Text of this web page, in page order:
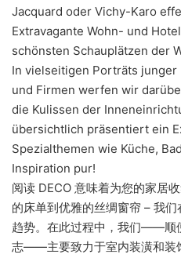
Jacquard oder Vichy-Karo
Extravagante Wohn- und
schönsten Schauplätzen der
In vielseitigen Porträts
und Firmen werfen wir
die Kulissen der
übersichtlich präsentiert ein
Spezialthemen wie Küche,
Inspiration pur!
阅读 DECO 意味着为您的家居
的床单到优雅的丝绸窗帘 – 我
趋势。在此过程中，我们——顺
志——主要致力于室内装潢和装